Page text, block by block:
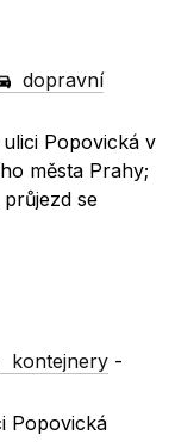
dopravní
ulici Popovická v
města Prahy;
se
kontejnery -
Popovická